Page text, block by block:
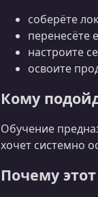
соберёте
перенесёте
настроите
освоите
Кому
Обучение
хочет системно
Почему